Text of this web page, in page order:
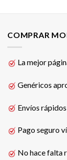
COMPRAR
La mejor
Genéricos
Envíos
Pago seguro
No hace falta